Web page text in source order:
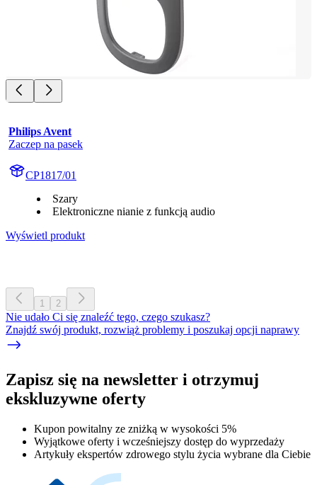
Philips Avent
Zaczep na pasek
CP1817/01
Szary
Elektroniczne nianie z funkcją audio
Wyświetl produkt
1 2
Nie udało Ci się znaleźć tego, czego szukasz?
Znajdź swój produkt, rozwiąż problemy i poszukaj opcji naprawy
Zapisz się na newsletter i otrzymuj
ekskluzywne oferty
Kupon powitalny ze zniżką w wysokości 5%
Wyjątkowe oferty i wcześniejszy dostęp do wyprzedaży
Artykuły ekspertów zdrowego stylu życia wybrane dla Ciebie